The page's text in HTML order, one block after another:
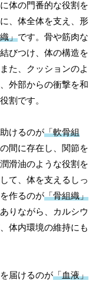
体の門番的な役割を
、体全体を支え、形
」です。骨や筋肉な
びつけ、体の構造を
た、クッションのよ
外部からの衝撃を和
割です。
けるのが「軟骨組
間に存在し、関節を
滑油のような役割を
て、体を支えるしっ
作るのが「骨組織」
りながら、カルシウ
体内環境の維持にも
届けるのが「血液」